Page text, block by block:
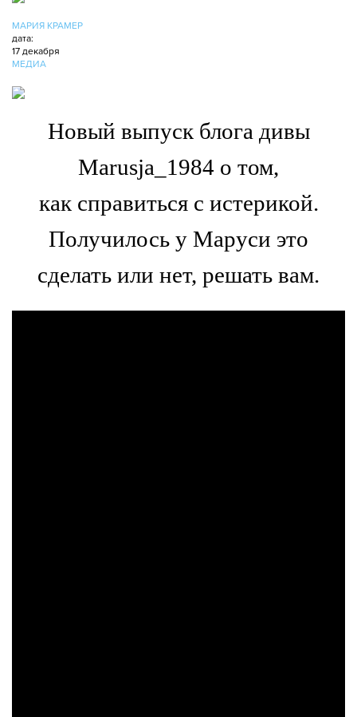
МАРИЯ КРАМЕР
дата:
17 декабря
МЕДИА
Новый выпуск блога дивы
Marusja_1984 о том,
как справиться с истерикой.​
Получилось у Маруси это
сделать или нет, решать вам.